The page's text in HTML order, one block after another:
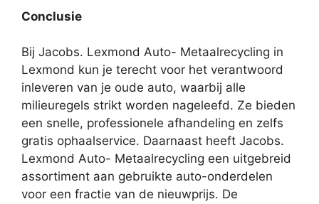
Conclusie
Bij Jacobs. Lexmond Auto- Metaalrecycling in
Lexmond kun je terecht voor het verantwoord
inleveren van je oude auto, waarbij alle
milieuregels strikt worden nageleefd. Ze bieden
een snelle, professionele afhandeling en zelfs
gratis ophaalservice. Daarnaast heeft Jacobs.
Lexmond Auto- Metaalrecycling een uitgebreid
assortiment aan gebruikte auto-onderdelen
voor een fractie van de nieuwprijs. De